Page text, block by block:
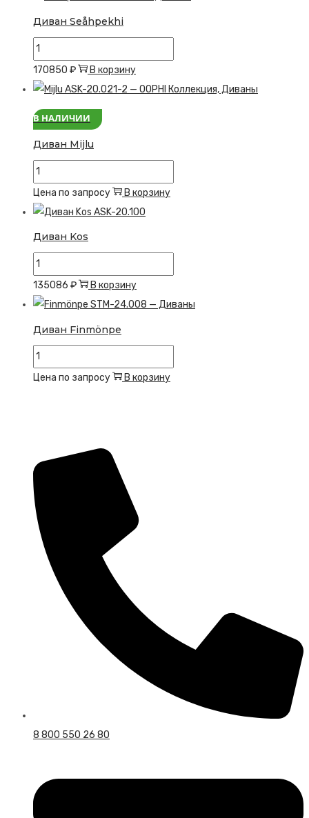
Диван Seåhpekhi
Количество
товара
Диван
170850 ₽ В корзину
В НАЛИЧИИ
Диван Mijlu
Количество
товара
Диван
Цена по запросу В корзину
Диван Kos
Количество
товара
Диван
135086 ₽ В корзину
Диван Finmönpe
Количество
товара
Цена по запросу В корзину
8 800 550 26 80